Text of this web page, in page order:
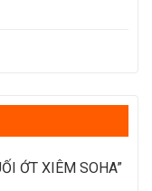
ỚT XIÊM SOHA”